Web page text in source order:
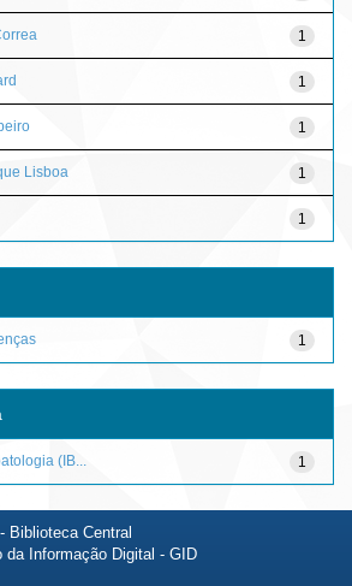
1
1
1
1
Lisboa
1
1
1
(IB...
Biblioteca Central
da Informação Digital - GID